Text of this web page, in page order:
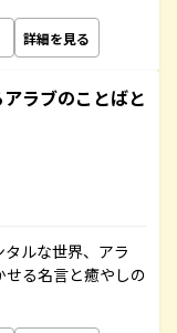
詳細を見る
ラブのことばと
ルな世界、アラ
る名言と癒やしの